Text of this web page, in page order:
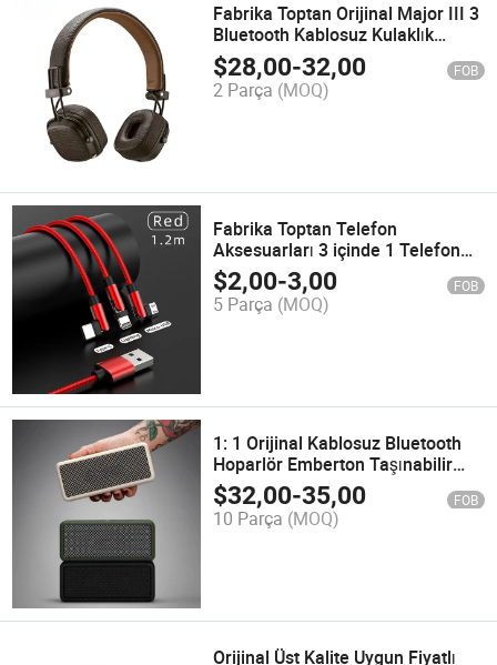
Fabrika Toptan Orijinal Major III 3
Bluetooth Kablosuz Kulaklık
Başlık Kulaklık
$28,00-32,00 FOB
2 Parça (MOQ)
Fabrika Toptan Telefon
Aksesuarları 3 içinde 1 Telefon
Şarj USB Kablo Lightning Şarj
Kablosu Güç Kaynağı Mobil Veri
İletimi
$2,00-3,00 FOB
5 Parça (MOQ)
1: 1 Orijinal Kablosuz Bluetooth
Hoparlör Emberton Taşınabilir
Hoparlör
$32,00-35,00 FOB
10 Parça (MOQ)
Orijinal Üst Kalite Uygun Fiyatlı